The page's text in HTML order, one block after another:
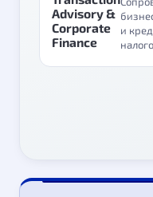
Advisory &
Corporate
Finance
и